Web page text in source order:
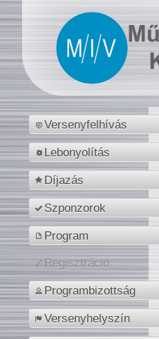
Versenyfelhívás
Lebonyolítás
Díjazás
Szponzorok
Program
Regisztráció
Programbizottság
Versenyhelyszín